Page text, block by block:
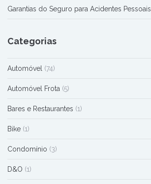
Garantias do Seguro para Acidentes Pessoais
Categorias
Automóvel (74)
Automóvel Frota (5)
Bares e Restaurantes (1)
Bike (1)
Condomínio (3)
D&O (1)